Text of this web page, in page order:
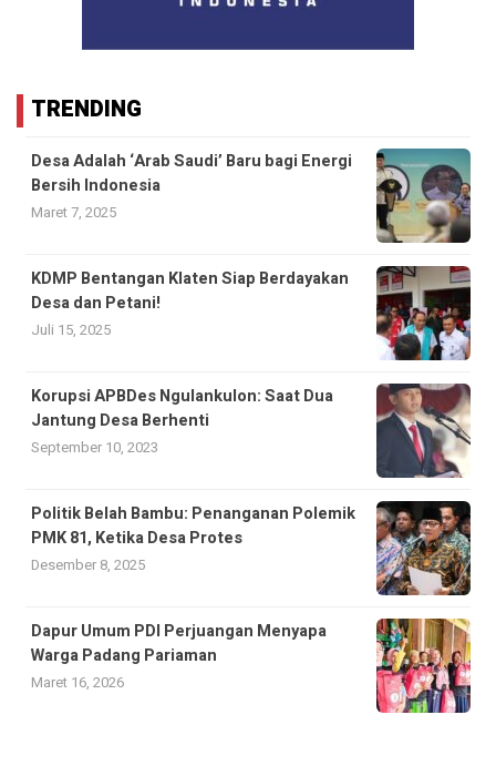
TRENDING
Desa Adalah ‘Arab Saudi’ Baru bagi Energi
Bersih Indonesia
Maret 7, 2025
KDMP Bentangan Klaten Siap Berdayakan
Desa dan Petani!
Juli 15, 2025
Korupsi APBDes Ngulankulon: Saat Dua
Jantung Desa Berhenti
September 10, 2023
Politik Belah Bambu: Penanganan Polemik
PMK 81, Ketika Desa Protes
Desember 8, 2025
Dapur Umum PDI Perjuangan Menyapa
Warga Padang Pariaman
Maret 16, 2026